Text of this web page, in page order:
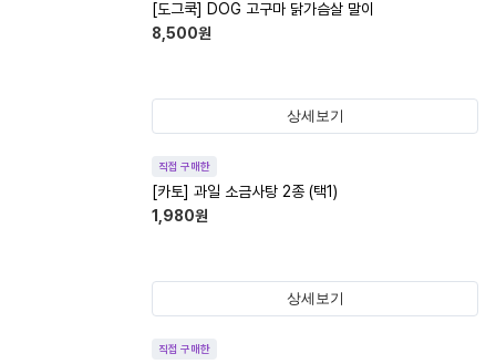
[도그쿡] DOG 고구마 닭가슴살 말이
8,500원
상세보기
직접 구매한
[카토] 과일 소금사탕 2종 (택1)
1,980원
상세보기
직접 구매한